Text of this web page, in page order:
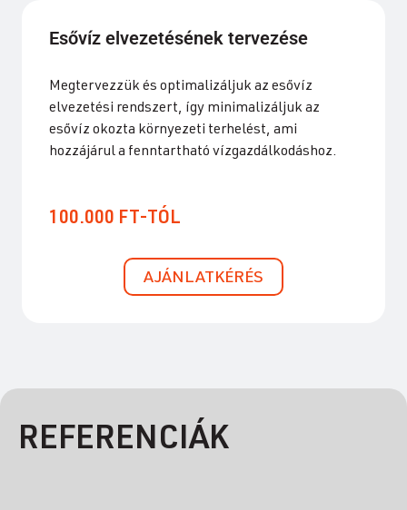
Esővíz elvezetésének tervezése
Megtervezzük és optimalizáljuk az esővíz
elvezetési rendszert, így minimalizáljuk az
esővíz okozta környezeti terhelést, ami
hozzájárul a fenntartható vízgazdálkodáshoz.
100.000 FT-TÓL
AJÁNLATKÉRÉS
REFERENCIÁK